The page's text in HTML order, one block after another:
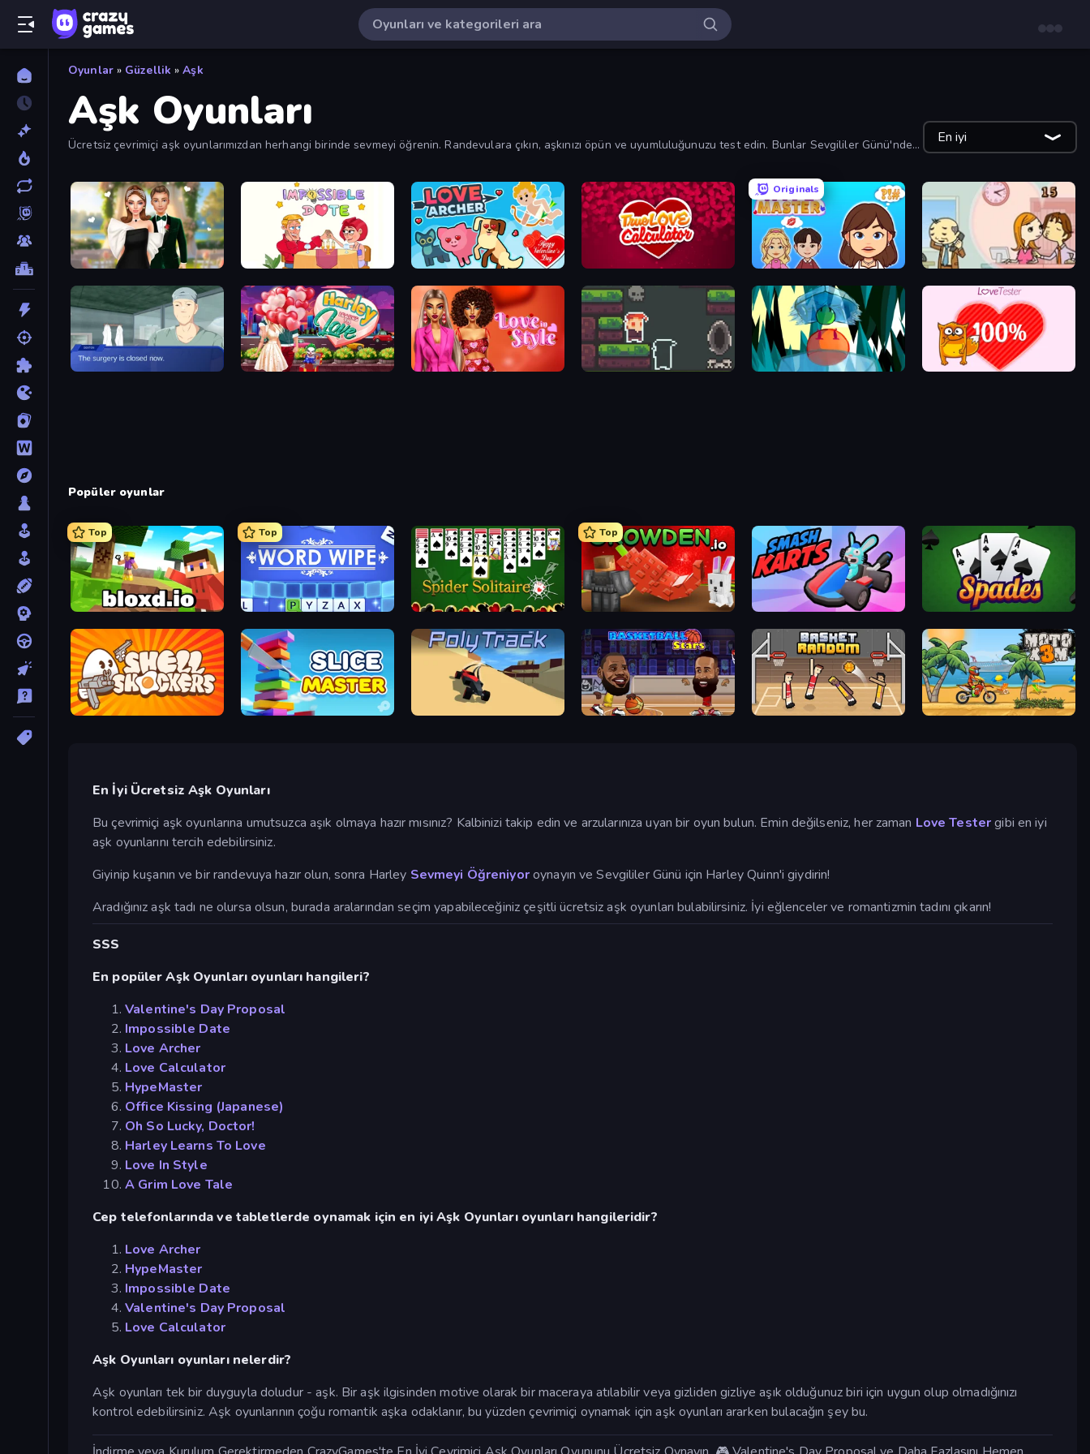
Oyunlar » Güzellik » Aşk
Aşk Oyunları
Ücretsiz çevrimiçi aşk oyunlarımızdan herhangi birinde sevmeyi öğrenin. Randevulara çıkın, aşkınızı öpün ve uyumluluğunuzu test edin. Bunlar Sevgililer Günü'nde
En iyi
Valentine's Day Proposal Impossible Date Love Archer Love Calculator
Originals
HypeMaster Office Kissing (Japanese)
Harley Learns To Love Love In Style A Grim Love Tale Emerald and Amber Love Tester
Popüler oyunlar
Top
Bloxd.io
Top
Word Wipe Spider Solitaire
Top
Grow A Garden | Growden.io Smash Karts Spades
Shell Shockers Slice Master Basketball Stars Basket Random Moto X3M
En İyi Ücretsiz Aşk Oyunları
Bu çevrimiçi aşk oyunlarına umutsuzca aşık olmaya hazır mısınız? Kalbinizi takip edin ve arzularınıza uyan bir oyun bulun. Emin değilseniz, her zaman Love Testergibi en iyi
aşk oyunlarını tercih edebilirsiniz.
Giyinip kuşanın ve bir randevuya hazır olun, sonra Harley Sevmeyi Öğreniyoroynayın ve Sevgililer Günü için Harley Quinn'i giydirin!
Aradığınız aşk tadı ne olursa olsun, burada aralarından seçim yapabileceğiniz çeşitli ücretsiz aşk oyunları bulabilirsiniz. İyi eğlenceler ve romantizmin tadını çıkarın!
SSS
En popüler Aşk Oyunları oyunları hangileri?
Valentine's Day Proposal
Impossible Date
Love Archer
Love Calculator
HypeMaster
Office Kissing (Japanese)
Oh So Lucky, Doctor!
Harley Learns To Love
Love In Style
A Grim Love Tale
Cep telefonlarında ve tabletlerde oynamak için en iyi Aşk Oyunları oyunları hangileridir?
Love Archer
HypeMaster
Impossible Date
Valentine's Day Proposal
Love Calculator
Aşk Oyunları oyunları nelerdir?
Aşk oyunları tek bir duyguyla doludur - aşk. Bir aşk ilgisinden motive olarak bir maceraya atılabilir veya gizliden gizliye aşık olduğunuz biri için uygun olup olmadığınızı
kontrol edebilirsiniz. Aşk oyunlarının çoğu romantik aşka odaklanır, bu yüzden çevrimiçi oynamak için aşk oyunları ararken bulacağın şey bu.